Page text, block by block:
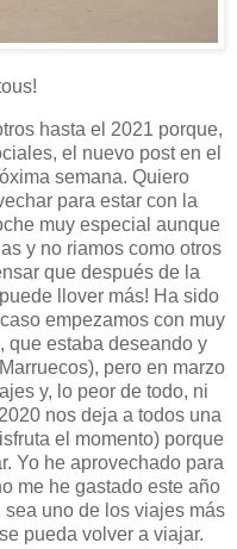
hasta el 2021 porque,
el nuevo post en el
semana. Quiero
para estar con la
muy especial aunque
y no riamos como otros
que después de la
llover más! Ha sido
empezamos con muy
que estaba deseando y
pero en marzo
y, lo peor de todo, ni
nos deja a todos una
el momento) porque
Yo he aprovechado para
me he gastado este año
uno de los viajes más
pueda volver a viajar.